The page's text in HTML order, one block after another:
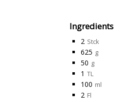
Ingredients
2 Stck
625 g
50 g
1 TL
100 ml
2 Fl